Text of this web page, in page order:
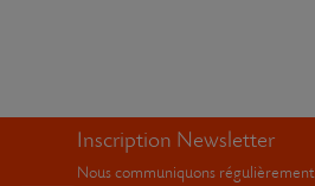
Inscription Newsletter
Nous communiquons régulièrement